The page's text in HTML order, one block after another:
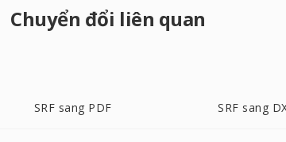
Chuyển đổi liên quan
SRF sang PDF SRF sang